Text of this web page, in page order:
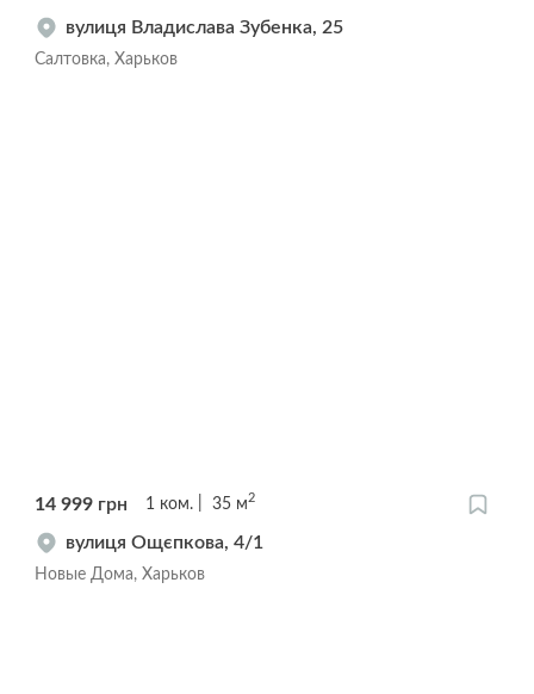
вулиця Владислава Зубенка, 25
Салтовка, Харьков
14 999 грн 1 ком. 35 м2
вулиця Ощєпкова, 4/1
Новые Дома, Харьков